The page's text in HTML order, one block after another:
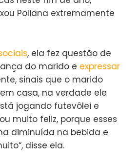
Poliana extremamente
, ela fez questão de
do marido e expressar
sinais que o marido
casa, na verdade ele
jogando futevôlei e
muito feliz, porque esses
diminuída na bebida e
disse ela.